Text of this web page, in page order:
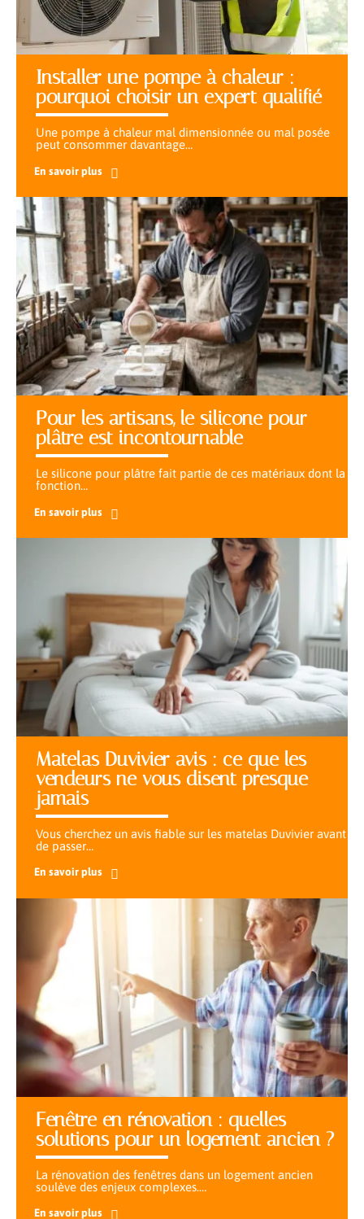
Installer une pompe à chaleur :
pourquoi choisir un expert qualifié
Une pompe à chaleur mal dimensionnée ou mal posée
peut consommer davantage…
En savoir plus
Pour les artisans, le silicone pour
plâtre est incontournable
Le silicone pour plâtre fait partie de ces matériaux dont la
fonction…
En savoir plus
Matelas Duvivier avis : ce que les
vendeurs ne vous disent presque
jamais
Vous cherchez un avis fiable sur les matelas Duvivier avant
de passer…
En savoir plus
Fenêtre en rénovation : quelles
solutions pour un logement ancien ?
La rénovation des fenêtres dans un logement ancien
soulève des enjeux complexes.…
En savoir plus